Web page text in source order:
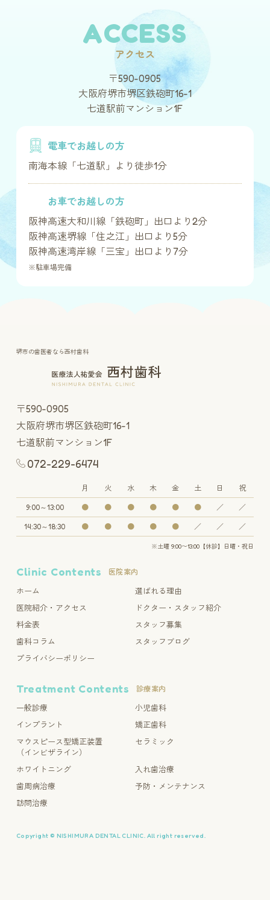
ACCESS
アクセス
〒590-0905
大阪府堺市堺区鉄砲町16-1
七道駅前マンション1F
電車でお越しの方
南海本線「七道駅」より徒歩1分
お車でお越しの方
阪神高速大和川線「鉄砲町」出口より2分
阪神高速堺線「住之江」出口より5分
阪神高速湾岸線「三宝」出口より7分
※駐車場完備
堺市の歯医者なら西村歯科
〒590-0905
大阪府堺市堺区鉄砲町16-1
七道駅前マンション1F
072-229-6474
月 火 水 木 金 土 日 祝
9:00～13:00 ● ● ● ● ● ● ／ ／
14:30～18:30 ● ● ● ● ● ／ ／ ／
※土曜 9:00〜13:00【休診】日曜・祝日
Clinic Contents 医院案内
ホーム
選ばれる理由
医院紹介・アクセス
ドクター・スタッフ紹介
料金表
スタッフ募集
歯科コラム
スタッフブログ
プライバシーポリシー
Treatment Contents 診療案内
一般診療
小児歯科
インプラント
矯正歯科
マウスピース型矯正装置
（インビザライン）
セラミック
ホワイトニング
入れ歯治療
歯周病治療
予防・メンテナンス
訪問治療
Copyright © NISHIMURA DENTAL CLINIC. All right reserved.